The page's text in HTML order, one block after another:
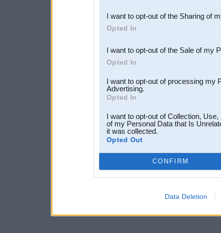
Downstream Participants
third parties.
I want to opt-out of the Sharing of
Opted In
I want to opt-out of the Sale of my
Opted In
I want to opt-out of processing my
Advertising.
Opted In
I want to opt-out of Collection,
of my Personal Data that Is
it was collected.
Opted Out
CONFIRM
Data Deletion